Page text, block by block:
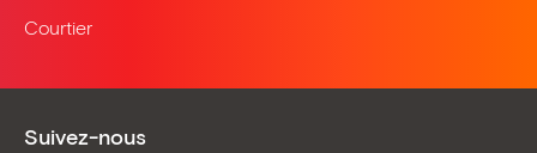
Courtier
Suivez-nous